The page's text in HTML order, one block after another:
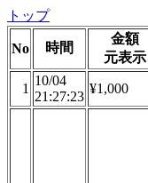
トップ
No 時間
金額
元表示
1
10/04
21:27:23
¥1,000